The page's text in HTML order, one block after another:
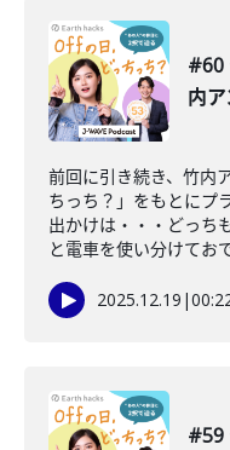
#60
内
前回に引き続き、竹内
ちっち？」をもとにプ
出かけは・・・どっち
と電車を使い分けてお
2025.12.19 |
#59